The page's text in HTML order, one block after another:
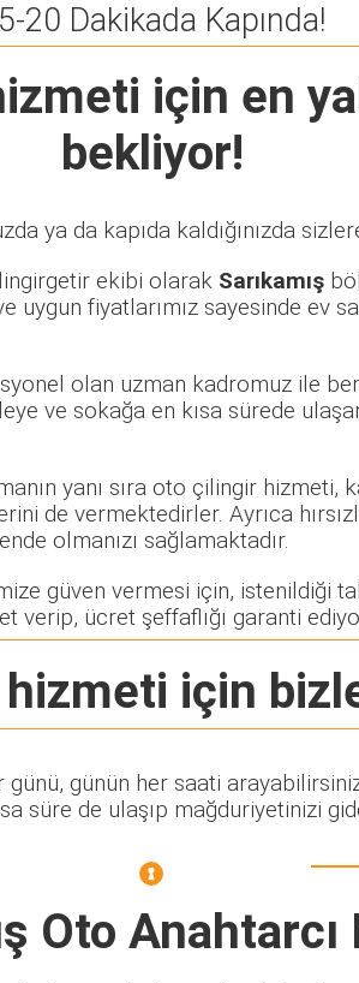
20 Dakikada Kapında!
için en
bekliyor!
ya da kapıda kaldığınızda
ekibi olarak Sarıkamış
uygun fiyatlarımız sayesinde ev
olan uzman kadromuz ile
ve sokağa en kısa sürede
yanı sıra oto çilingir hizmeti,
de vermektedirler. Ayrıca
olmanızı sağlamaktadır.
güven vermesi için, istenildiği
verip, ücret şeffaflığı garanti
hizmeti için
günün her saati
süre de ulaşıp mağduriyetinizi
Oto Anahtarcı